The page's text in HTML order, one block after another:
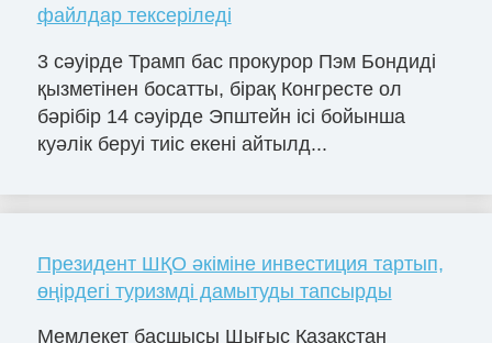
файлдар тексеріледі
3 сәуірде Трамп бас прокурор Пэм Бондиді
қызметінен босатты, бірақ Конгресте ол
бәрібір 14 сәуірде Эпштейн ісі бойынша
куәлік беруі тиіс екені айтылд...
Президент ШҚО әкіміне инвестиция тартып,
өңірдегі туризмді дамытуды тапсырды
Мемлекет басшысы Шығыс Қазақстан